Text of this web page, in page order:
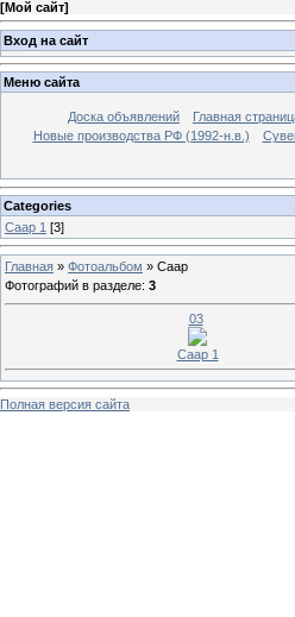
[Мой сайт]
Вход на сайт
Меню сайта
Доска объявлений Главная
Новые производства РФ (1992-н.в.)
Categories
Саар 1 [3]
Главная » Фотоальбом » Саар
Фотографий в разделе: 3
03
Саар 1
Полная версия сайта